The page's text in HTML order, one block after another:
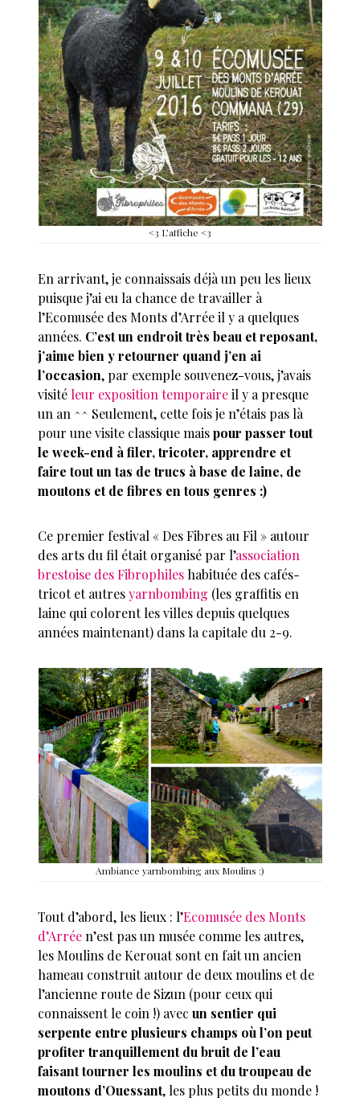
<3 L’affiche <3
En arrivant, je connaissais déjà un peu les lieux
puisque j’ai eu la chance de travailler à
l’Ecomusée des Monts d’Arrée il y a quelques
années. C’est un endroit très beau et reposant,
j’aime bien y retourner quand j’en ai
l’occasion, par exemple souvenez-vous, j’avais
visité leur exposition temporaireil y a presque
un an ^^ Seulement, cette fois je n’étais pas là
pour une visite classique maispour passer tout
le week-end à filer, tricoter, apprendre et
faire tout un tas de trucs à base de laine, de
moutons et de fibres en tous genres :)
Ce premier festival « Des Fibres au Fil » autour
des arts du fil était organisé par l’association
brestoise des Fibrophiles habituée des cafés-
tricot et autresyarnbombing (les graffitis en
laine qui colorent les villes depuis quelques
années maintenant) dans la capitale du 2-9.
Ambiance yarnbombing aux Moulins :)
Tout d’abord, les lieux : l’Ecomusée des Monts
d’Arréen’est pas un musée comme les autres,
les Moulins de Kerouat sont en fait un ancien
hameau construit autour de deux moulins et de
l’ancienne route de Sizun (pour ceux qui
connaissent le coin !) avec un sentier qui
serpente entre plusieurs champs où l’on peut
profiter tranquillement du bruit de l’eau
faisant tourner les moulins et du troupeau de
moutons d’Ouessant, les plus petits du monde !